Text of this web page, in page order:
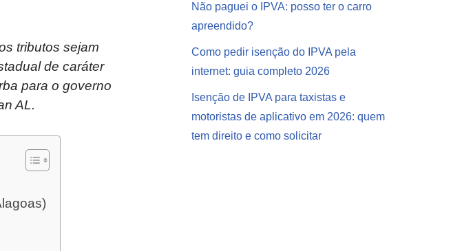
tributos sejam
de caráter
para o governo
AL.
Não paguei o IPVA: posso ter o carro
apreendido?
Como pedir isenção do IPVA pela
internet: guia completo 2026
Isenção de IPVA para taxistas e
motoristas de aplicativo em 2026: quem
tem direito e como solicitar